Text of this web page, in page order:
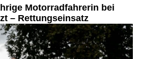
Motorradfahrerin bei
– Rettungseinsatz